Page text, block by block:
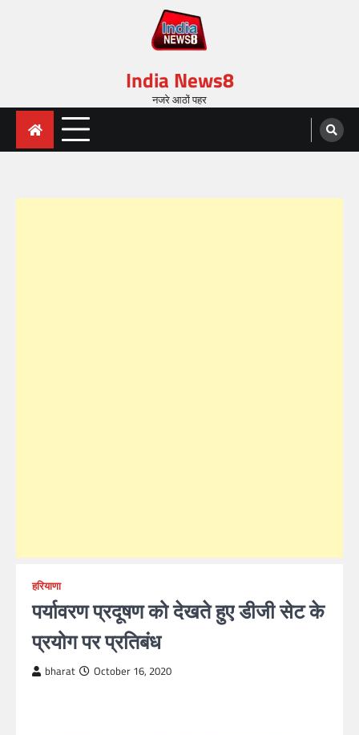
India News8
नजरे आठों पहर
हरियाणा
पर्यावरण प्रदूषण को देखते हुए डीजी सेट के
प्रयोग पर प्रतिबंध
bharat October 16, 2020